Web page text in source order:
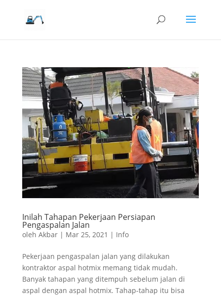
Inilah Tahapan Pekerjaan Persiapan
Pengaspalan Jalan
oleh Akbar| Mar 25, 2021 | Info
Pekerjaan pengaspalan jalan yang dilakukan
kontraktor aspal hotmix memang tidak mudah.
Banyak tahapan yang ditempuh sebelum jalan di
aspal dengan aspal hotmix. Tahap-tahap itu bisa